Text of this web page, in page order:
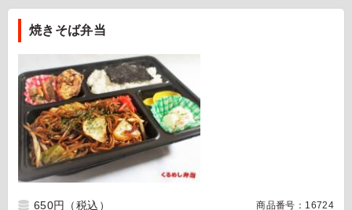
焼きそば弁当
650円 （税込） 商品番号：16724